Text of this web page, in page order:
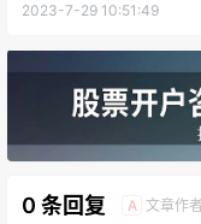
2023-7-29 10:51:49
0 条回复 A 文章作者